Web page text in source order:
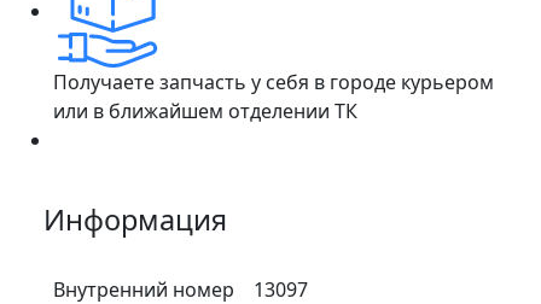
Получаете запчасть у себя в городе курьером
или в ближайшем отделении ТК
Информация
Внутренний номер
13097